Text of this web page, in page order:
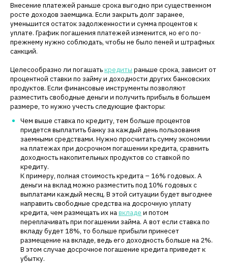
Внесение платежей раньше срока выгодно при существенном
росте доходов заемщика. Если закрыть долг заранее,
уменьшится остаток задолженности и сумма процентов к
уплате. График погашения платежей изменится, но его по-
прежнему нужно соблюдать, чтобы не было пеней и штрафных
санкций.
Целесообразно ли погашатькредиты раньше срока, зависит от
процентной ставки по займу и доходности других банковских
продуктов. Если финансовые инструменты позволяют
разместить свободные деньги и получить прибыль в большем
размере, то нужно учесть следующие факторы:
Чем выше ставка по кредиту, тем больше процентов
придется выплатить банку за каждый день пользования
заемными средствами. Нужно просчитать сумму экономии
на платежах при досрочном погашении кредита, сравнить
доходность накопительных продуктов со ставкой по
кредиту.
К примеру, полная стоимость кредита – 16% годовых. А
деньги на вклад можно разместить под 10% годовых с
выплатами каждый месяц. В этой ситуации будет выгоднее
направить свободные средства на досрочную уплату
кредита, чем размещать их навкладе и потом
переплачивать при погашении займа. А вот если ставка по
вкладу будет 18%, то больше прибыли принесет
размещение на вкладе, ведь его доходность больше на 2%.
В этом случае досрочное погашение кредита приведет к
убытку.